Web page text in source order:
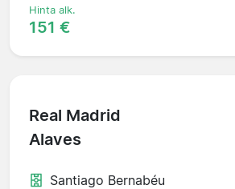
Hinta alk.
151 €
Real Madrid
Alaves
Santiago Bernabéu